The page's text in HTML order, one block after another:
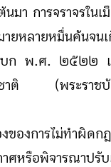
า การจราจรในเ
ายหลายหมื่นคันจน
งบก พ.ศ. ๒๕๒๒
ชาติ (พระราช
การไม่ทำผิดกฎ
หรือพิจารณาปรับ